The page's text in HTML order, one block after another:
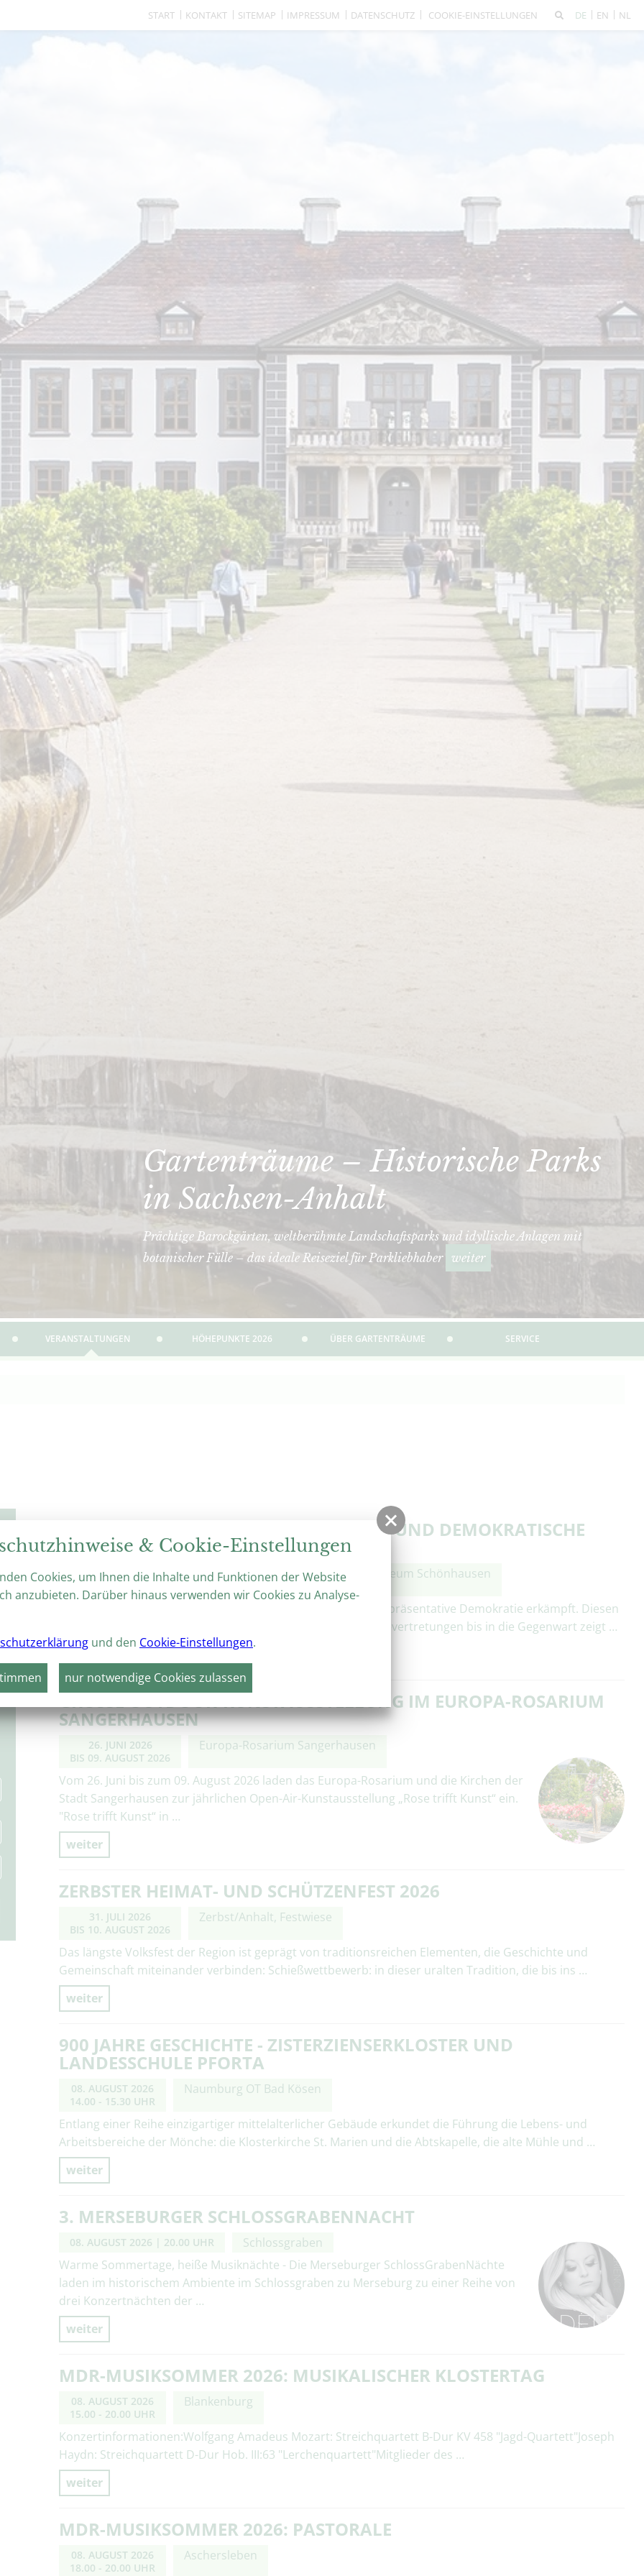
START KONTAKT SITEMAP IMPRESSUM DATENSCHUTZ COOKIE-EINSTELLUNGEN DE EN NL
Gartenträume – Historische Parks
in Sachsen-Anhalt
Prächtige Barockgärten, weltberühmte Landschaftsparks und idyllische Anlagen mit
botanischer Fülle – das ideale Reiseziel für Parkliebhaber weiter
VERANSTALTUNGEN HÖHEPUNKTE 2026 ÜBER GARTENTRÄUME SERVICE
VOLKES STIMME! PARLAMENTARISMUS UND DEMOKRATISCHE
KULTUR IM DEUTSCHEN KAISERREICH
09. JUNI 2026
BIS04. OKTOBER 2026
Schönhausen/Elbe, Bismarck-Museum Schönhausen
Mit Reformen und Revolutionen wurde in Deutschland die repräsentative Demokratie erkämpft. Diesen
langen Entwicklungsprozess von den mittelalterlichen Ständevertretungen bis in die Gegenwart zeigt …
weiter
GROSSE OUTDOOR-KUNSTAUSSTELLUNG IM EUROPA-ROSARIUM S
ANGERHAUSEN
26. JUNI 2026
BIS 09. AUGUST 2026
Europa-Rosarium Sangerhausen
Vom 26. Juni bis zum 09. August 2026 laden das Europa-Rosarium und die Kirchen der
Stadt Sangerhausen zur jährlichen Open-Air-Kunstausstellung „Rose trifft Kunst“ ein.
"Rose trifft Kunst“ in …
weiter
ZERBSTER HEIMAT- UND SCHÜTZENFEST 2026
31. JULI 2026
BIS 10. AUGUST 2026
Zerbst/Anhalt, Festwiese
Das längste Volksfest der Region ist geprägt von traditionsreichen Elementen, die Geschichte und
Gemeinschaft miteinander verbinden: Schießwettbewerb: in dieser uralten Tradition, die bis ins …
weiter
900 JAHRE GESCHICHTE - ZISTERZIENSERKLOSTER UND
LANDESSCHULE PFORTA
08. AUGUST 2026
14.00 - 15.30 UHR
Naumburg OT Bad Kösen
Entlang einer Reihe einzigartiger mittelalterlicher Gebäude erkundet die Führung die Lebens- und
Arbeitsbereiche der Mönche: die Klosterkirche St. Marien und die Abtskapelle, die alte Mühle und …
weiter
3. MERSEBURGER SCHLOSSGRABENNACHT
08. AUGUST 2026 | 20.00 UHR
Schlossgraben
Warme Sommertage, heiße Musiknächte - Die Merseburger SchlossGrabenNächte
laden im historischem Ambiente im Schlossgraben zu Merseburg zu einer Reihe von
drei Konzertnächten der …
weiter
MDR-MUSIKSOMMER 2026: MUSIKALISCHER KLOSTERTAG
08. AUGUST 2026
15.00 - 20.00 UHR
Blankenburg
Konzertinformationen:Wolfgang Amadeus Mozart: Streichquartett B-Dur KV 458 "Jagd-Quartett"Joseph
Haydn: Streichquartett D-Dur Hob. III:63 "Lerchenquartett"Mitglieder des …
weiter
MDR-MUSIKSOMMER 2026: PASTORALE
08. AUGUST 2026
18.00 - 20.00 UHR
Aschersleben
& Cookie-Einstellungen
Cookies, um Ihnen die Inhalte und Funktionen der Website
anzubieten. Darüber hinaus verwenden wir Cookies zu Analyse-
und den Cookie-Einstellungen.
nur notwendige Cookies zulassen